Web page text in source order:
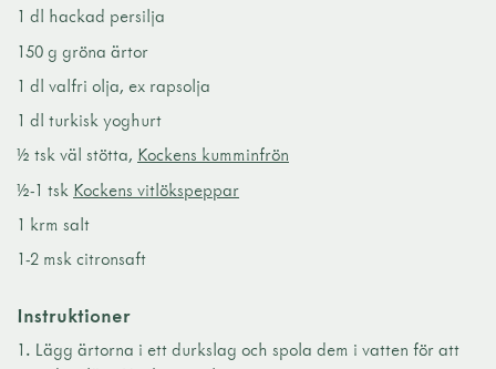
1 dl hackad persilja
150 g gröna ärtor
1 dl valfri olja, ex rapsolja
1 dl turkisk yoghurt
½ tsk väl stötta, Kockens kumminfrön
½-1 tsk Kockens vitlökspeppar
1 krm salt
1-2 msk citronsaft
Instruktioner
Lägg ärtorna i ett durkslag och spola dem i vatten för att